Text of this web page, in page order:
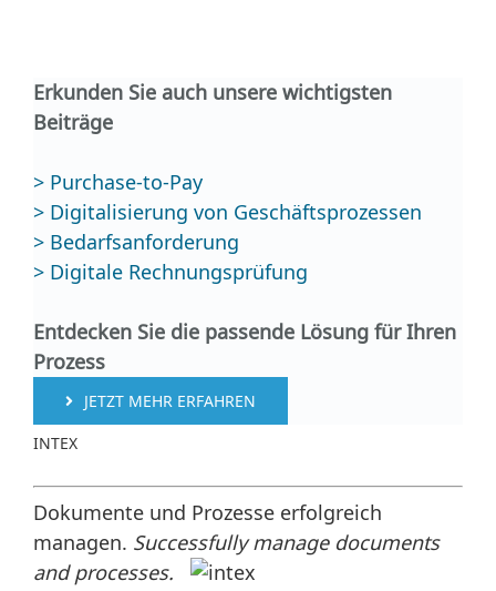
Erkunden Sie auch unsere wichtigsten
Beiträge
> Purchase-to-Pay
> Digitalisierung von Geschäftsprozessen
> Bedarfsanforderung
> Digitale Rechnungsprüfung
Entdecken Sie die passende Lösung für Ihren
Prozess
JETZT MEHR ERFAHREN
INTEX
Dokumente und Prozesse erfolgreich
managen. Successfully manage documents
and processes.